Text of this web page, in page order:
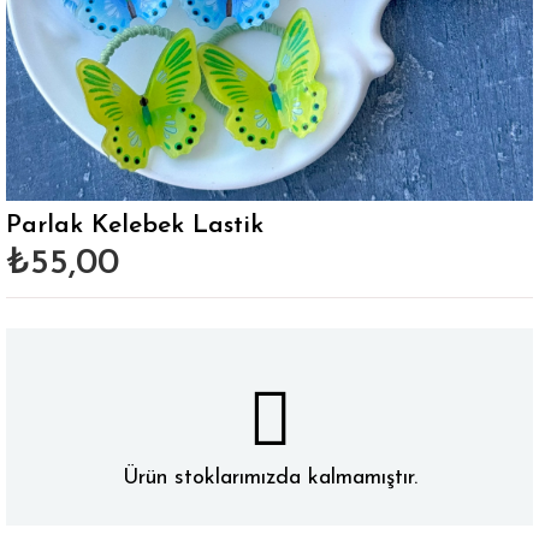
Parlak Kelebek Lastik
₺55,00
Ürün stoklarımızda kalmamıştır.